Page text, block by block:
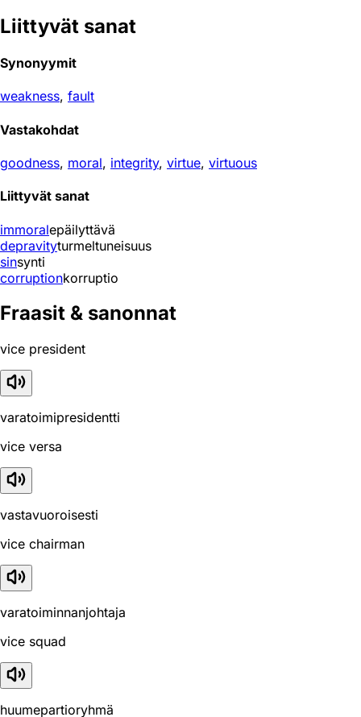
Liittyvät sanat
Synonyymit
weakness, fault
Vastakohdat
goodness, moral, integrity, virtue, virtuous
Liittyvät sanat
immoralepäilyttävä
depravityturmeltuneisuus
sinsynti
corruptionkorruptio
Fraasit & sanonnat
vice president
varatoimipresidentti
vice versa
vastavuoroisesti
vice chairman
varatoiminnanjohtaja
vice squad
huumepartioryhmä